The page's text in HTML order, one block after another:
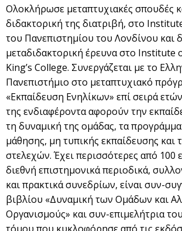
Ολοκλήρωσε μεταπτυχιακές σπουδές
διδακτορική της διατριβή, στο
του Πανεπιστημίου του Λονδίνου και
μεταδιδακτορική έρευνα στο Institute
King’s College. Συνεργάζεται με το
Πανεπιστήμιο στο μεταπτυχιακό
«Εκπαίδευση Ενηλίκων» επί σειρά
της ενδιαφέροντα αφορούν την
τη δυναμική της ομάδας, τα
μάθησης, μη τυπικής εκπαίδευσης
στελεχών. Έχει περισσότερες από 100
διεθνή επιστημονικά περιοδικά,
και πρακτικά συνεδρίων, είναι συν-
βιβλίου «Δυναμική των Ομάδων και
Οργανισμούς» και συν-επιμελήτρια